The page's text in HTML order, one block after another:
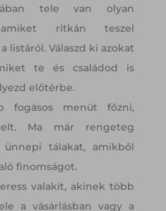
tele van olyan
amiket ritkán teszel
listáról. Válaszd ki azokat
te és családod is
előtérbe.
fogásos menüt főzni,
Ma már rengeteg
ünnepi tálakat, amikből
finomságot.
valakit, akinek több
a vásárlásban vagy a